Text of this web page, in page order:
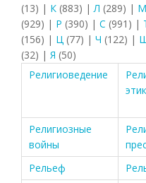
(13) | К (883) | Л (289) | М
(929) | Р (390) | С (991) |
(156) | Ц (77) | Ч (122) |
(32) | Я (50)
Религиоведение
Религиозные
войны
Рельеф